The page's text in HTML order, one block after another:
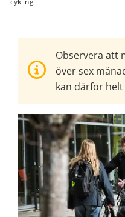
Observera att
över sex
kan därför